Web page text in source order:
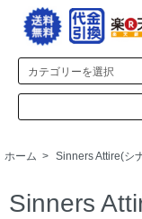
ホーム > Sinners Attire(シ
Sinners